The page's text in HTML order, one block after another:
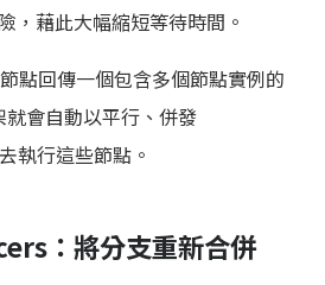
，藉此大幅縮短等待時間。
點回傳一個包含多個節點實例的
會自動以平行、併發
執行這些節點。
：將分支重新合併